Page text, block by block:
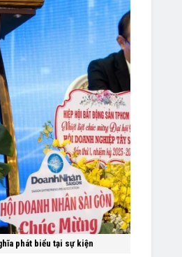
phát biểu tại sự kiện